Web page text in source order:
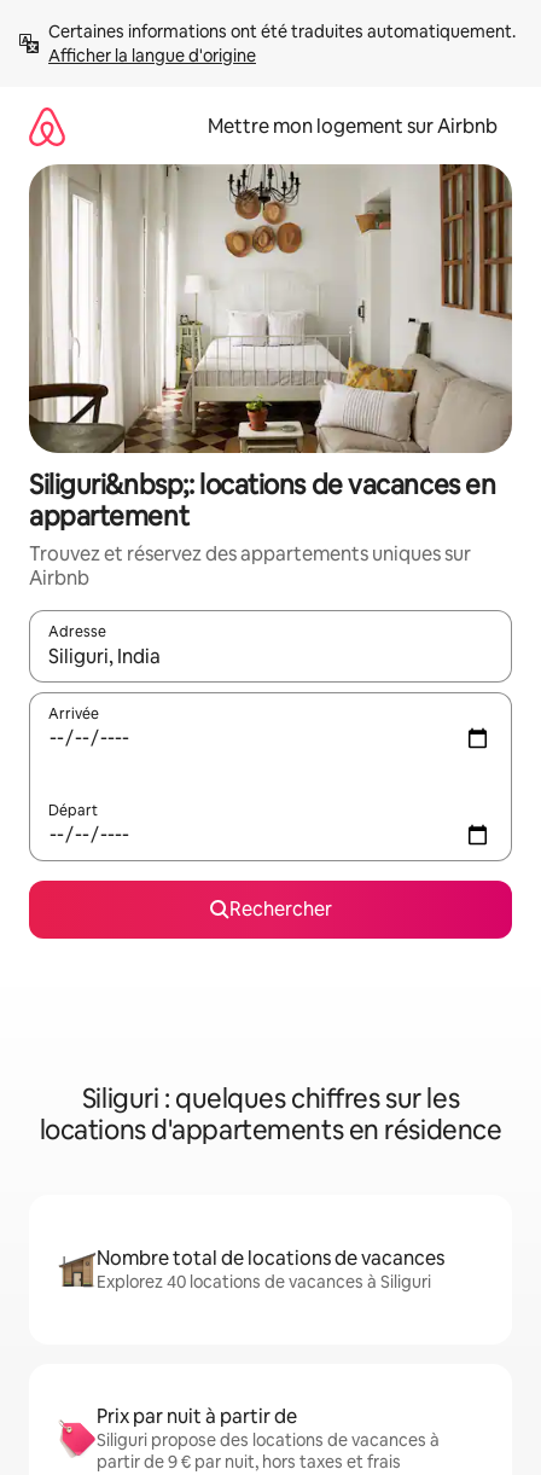
directement
Afficher la langue d'origine
Mettre mon logement sur Airbnb
Siliguri&nbsp;: locations de vacances en
appartement
Trouvez et réservez des appartements uniques sur
Airbnb
Adresse
Lorsque les résultats s'affichent, utilisez les flèches vers le
Arrivée
Départ
Rechercher
Siliguri : quelques chiffres sur les
locations d'appartements en résidence
Nombre total de locations de vacances
Explorez 40 locations de vacances à Siliguri
Prix par nuit à partir de
Siliguri propose des locations de vacances à
partir de 9 € par nuit, hors taxes et frais